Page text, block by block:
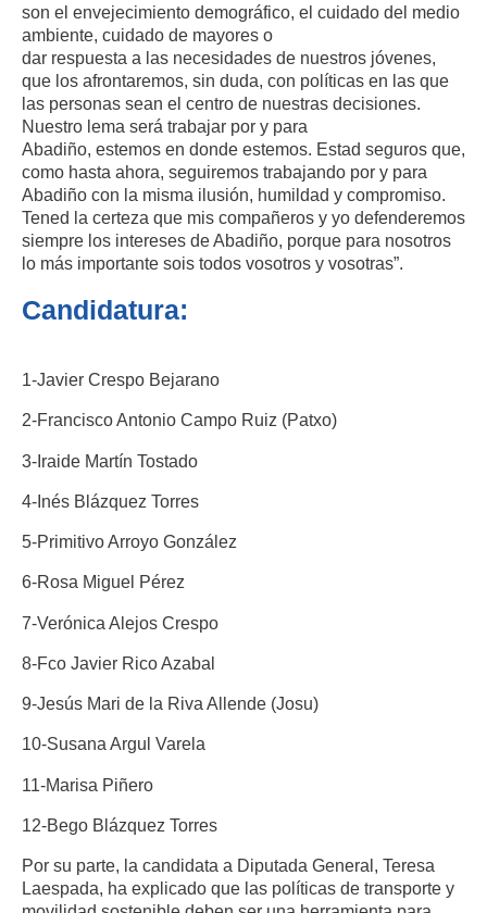
son el envejecimiento demográfico, el cuidado del medio
ambiente, cuidado de mayores o
dar respuesta a las necesidades de nuestros jóvenes,
que los afrontaremos, sin duda, con políticas en las que
las personas sean el centro de nuestras decisiones.
Nuestro lema será trabajar por y para
Abadiño, estemos en donde estemos. Estad seguros que,
como hasta ahora, seguiremos trabajando por y para
Abadiño con la misma ilusión, humildad y compromiso.
Tened la certeza que mis compañeros y yo defenderemos
siempre los intereses de Abadiño, porque para nosotros
lo más importante sois todos vosotros y vosotras”.
Candidatura:
1-Javier Crespo Bejarano
2-Francisco Antonio Campo Ruiz (Patxo)
3-Iraide Martín Tostado
4-Inés Blázquez Torres
5-Primitivo Arroyo González
6-Rosa Miguel Pérez
7-Verónica Alejos Crespo
8-Fco Javier Rico Azabal
9-Jesús Mari de la Riva Allende (Josu)
10-Susana Argul Varela
11-Marisa Piñero
12-Bego Blázquez Torres
Por su parte, la candidata a Diputada General, Teresa
Laespada, ha explicado que las políticas de transporte y